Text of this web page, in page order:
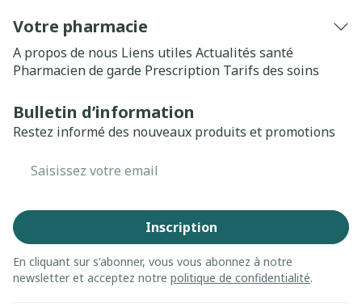
Votre pharmacie
A propos de nous Liens utiles Actualités santé
Pharmacien de garde Prescription Tarifs des soins
Bulletin d’information
Restez informé des nouveaux produits et promotions
Inscription
En cliquant sur s'abonner, vous vous abonnez à notre
newsletter et acceptez notre politique de confidentialité.